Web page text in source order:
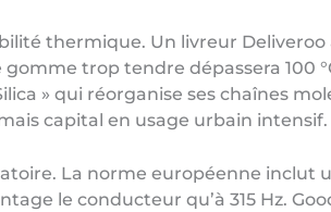
thermique. Un livreur
trop tendre dépassera 100
» qui réorganise ses chaînes
capital en usage urbain intensif.
La norme européenne inclut
le conducteur qu’à 315 Hz.